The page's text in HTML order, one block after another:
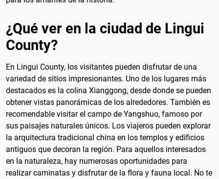
¿Qué ver en la ciudad de Lingui
County?
En Lingui County, los visitantes pueden disfrutar de una
variedad de sitios impresionantes. Uno de los lugares más
destacados es la colina Xianggong, desde donde se pueden
obtener vistas panorámicas de los alrededores. También es
recomendable visitar el campo de Yangshuo, famoso por
sus paisajes naturales únicos. Los viajeros pueden explorar
la arquitectura tradicional china en los templos y edificios
antiguos que decoran la región. Para aquellos interesados
en la naturaleza, hay numerosas oportunidades para
realizar caminatas y disfrutar de la flora y fauna local. No te